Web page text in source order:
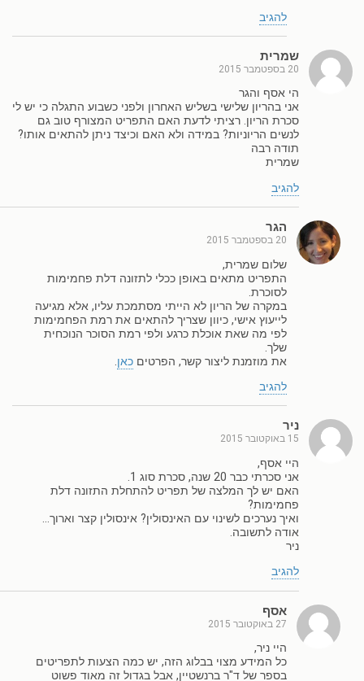
להגיב
שמרית
20 בספטמבר 2015
הי אסף והגר
אני בהריון שלישי בשליש האחרון ולפני כשבוע התגלה כי יש לי
סכרת הריון. רציתי לדעת האם התפריט המצורף טוב גם
לנשים הריוניות? במידה ולא האם וכיצד ניתן להתאים אותו?
תודה רבה
שמרית
להגיב
הגר
20 בספטמבר 2015
שלום שמרית,
התפריט מתאים באופן ככלי לתזונה דלת פחמימות
לסוכרת.
במקרה של הריון לא הייתי מסתמכת עליו, אלא מגיעה
לייעוץ אישי, כיוון שצריך להתאים את רמת הפחמימות
לפי מה שאת אוכלת כרגע ולפי רמת הסוכר הנוכחית
שלך.
את מוזמנת ליצור קשר, הפרטים כאן.
להגיב
ניר
15 באוקטובר 2015
היי אסף,
אני סכרתי כבר 20 שנה, סכרת סוג 1.
האם יש לך המלצה של תפריט להתחלת התזונה דלת
פחמימות?
ואיך נערכים לשינוי עם האינסולין? אינסולין קצר וארוך…
אודה לתשובה.
ניר
להגיב
אסף
27 באוקטובר 2015
היי ניר,
כל המידע מצוי בבלוג הזה, יש כמה הצעות לתפריטים
בספר של ד"ר ברנשטיין, אבל בגדול זה מאוד פשוט